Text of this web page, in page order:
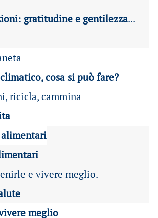
gratitudine e gentilezza...
cosa si può fare?
ricicla, cammina
e vivere meglio.